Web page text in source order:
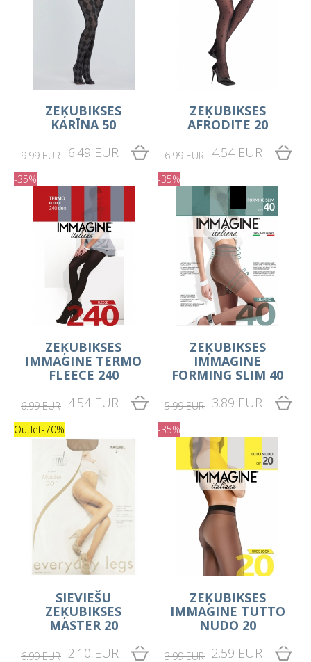
ZEĶUBIKSES
KARĪNA 50
9.99 EUR 6.49 EUR
ZEĶUBIKSES
AFRODITE 20
6.99 EUR 4.54 EUR
-35%
ZEĶUBIKSES
IMMAGINE TERMO
FLEECE 240
6.99 EUR 4.54 EUR
-35%
ZEĶUBIKSES
IMMAGINE
FORMING SLIM 40
5.99 EUR 3.89 EUR
Outlet-70%
SIEVIEŠU
ZEĶUBIKSES
MASTER 20
6.99 EUR 2.10 EUR
-35%
ZEĶUBIKSES
IMMAGINE TUTTO
NUDO 20
3.99 EUR 2.59 EUR